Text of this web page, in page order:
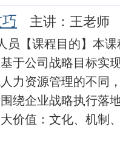
主讲：王老师
员【课程目的】本
于公司战略目标实
力资源管理的不同
绕企业战略执行落
价值：文化、机制